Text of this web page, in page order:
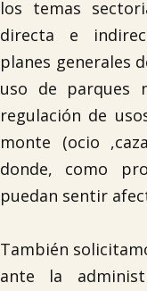

los temas
directa e
planes generales
uso de parques
regulación de
monte (ocio
donde, como
puedan sentir
También
ante la